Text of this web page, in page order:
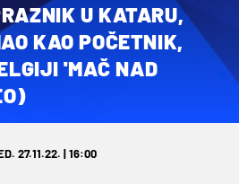
U KATARU,
KAO POČETNIK,
'MAČ NAD
27.11.22. | 16:00